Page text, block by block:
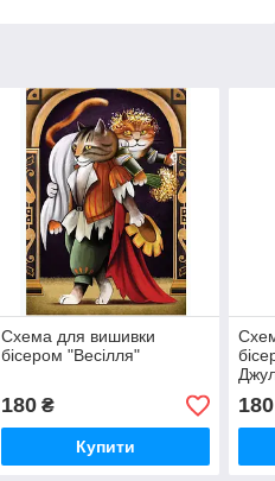
Схема для вишивки
бісером "Весілля"
180₴
Купити
180